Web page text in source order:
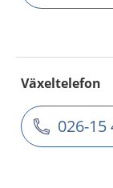
Växeltelefon
026-15